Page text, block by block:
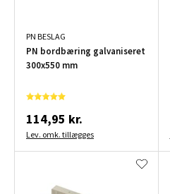
PN BESLAG
PN bordbæring galvaniseret
300x550 mm
114,95 kr.
Lev. omk. tillægges